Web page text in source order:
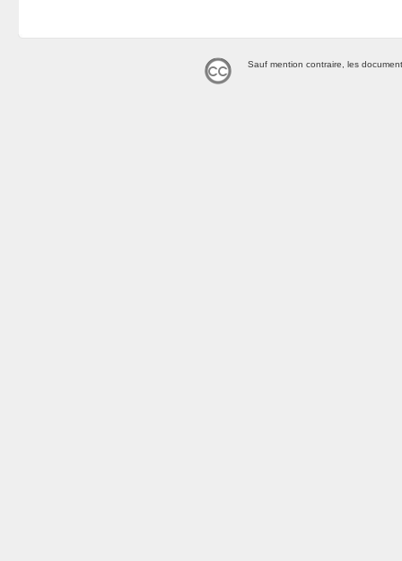
Sauf mention contraire, les